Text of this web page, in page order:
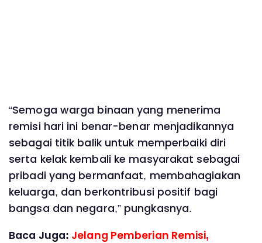
“Semoga warga binaan yang menerima
remisi hari ini benar-benar menjadikannya
sebagai titik balik untuk memperbaiki diri
serta kelak kembali ke masyarakat sebagai
pribadi yang bermanfaat, membahagiakan
keluarga, dan berkontribusi positif bagi
bangsa dan negara,” pungkasnya.
Baca Juga: Jelang Pemberian Remisi,